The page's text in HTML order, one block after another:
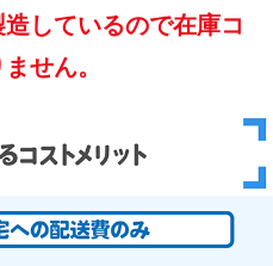
しているので在庫コ
せん。